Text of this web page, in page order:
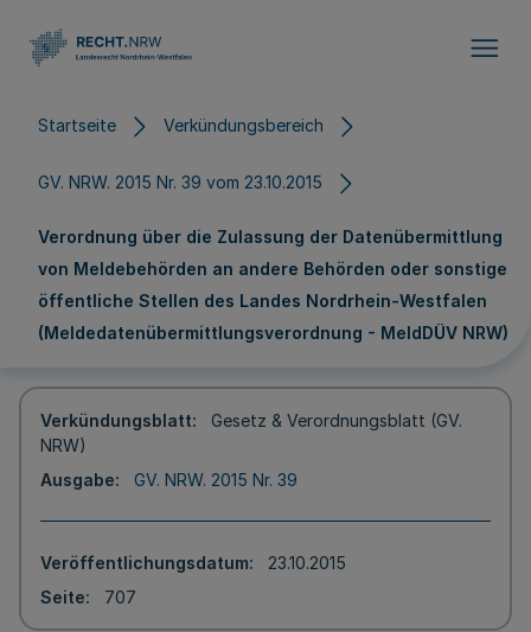
Startseite Verkündungsbereich
GV. NRW. 2015 Nr. 39 vom 23.10.2015
Verordnung über die Zulassung der Datenübermittlung
von Meldebehörden an andere Behörden oder sonstige
öffentliche Stellen des Landes Nordrhein-Westfalen
(Meldedatenübermittlungsverordnung - MeldDÜV NRW)
Verkündungsblatt
Gesetz & Verordnungsblatt (GV.
NRW)
Ausgabe
GV. NRW. 2015 Nr. 39
Veröffentlichungsdatum
23.10.2015
Seite
707